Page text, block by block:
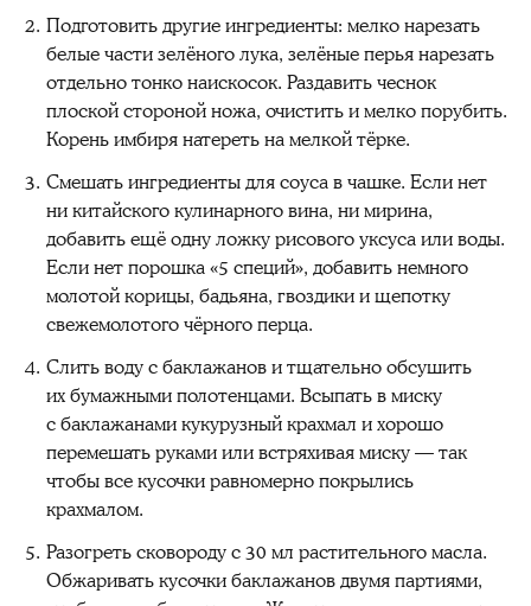
Подготовить другие ингредиенты: мелко нарезать
белые части зелёного лука, зелёные перья нарезать
отдельно тонко наискосок. Раздавить чеснок
плоской стороной ножа, очистить и мелко порубить.
Корень имбиря натереть на мелкой тёрке.
Смешать ингредиенты для соуса в чашке. Если нет
ни китайского кулинарного вина, ни мирина,
добавить ещё одну ложку рисового уксуса или воды.
Если нет порошка «5 специй», добавить немного
молотой корицы, бадьяна, гвоздики и щепотку
свежемолотого чёрного перца.
Слить воду с баклажанов и тщательно обсушить
их бумажными полотенцами. Всыпать в миску
с баклажанами кукурузный крахмал и хорошо
перемешать руками или встряхивая миску — так
чтобы все кусочки равномерно покрылись
крахмалом.
Разогреть сковороду с 30 мл растительного масла.
Обжаривать кусочки баклажанов двумя партиями,